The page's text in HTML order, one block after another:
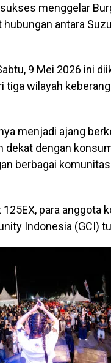
menggelar
antara
9 Mei 2026 ini
tiga wilayah
menjadi ajang
dengan
berbagai
para anggota
Indonesia (GCI)